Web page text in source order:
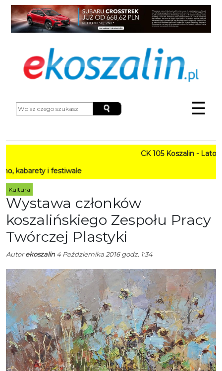
☰
CK 105 Koszalin - Lato w
i festiwale
Kultura
Wystawa członków
koszalińskiego Zespołu Pracy
Twórczej Plastyki
Autorekoszalin4 Października 2016 godz. 1:34